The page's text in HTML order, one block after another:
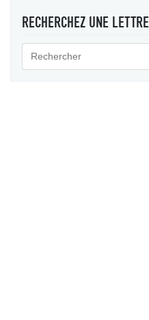
RECHERCHEZ UNE LETTRE